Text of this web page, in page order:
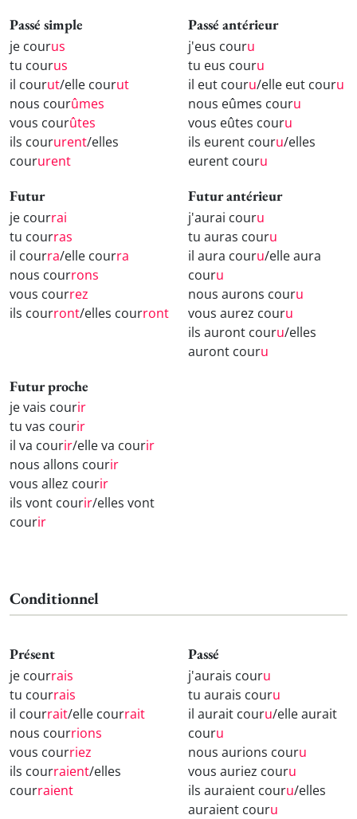
Passé simple
je courus
tu courus
il courut/elle courut
nous courûmes
vous courûtes
ils coururent/elles
coururent
Passé antérieur
j'eus couru
tu eus couru
il eut couru/elle eut couru
nous eûmes couru
vous eûtes couru
ils eurent couru/elles
eurent couru
Futur
je courrai
tu courras
il courra/elle courra
nous courrons
vous courrez
ils courront/elles courront
Futur antérieur
j'aurai couru
tu auras couru
il aura couru/elle aura
couru
nous aurons couru
vous aurez couru
ils auront couru/elles
auront couru
Futur proche
je vais courir
tu vas courir
il va courir/elle va courir
nous allons courir
vous allez courir
ils vont courir/elles vont
courir
Conditionnel
Présent
je courrais
tu courrais
il courrait/elle courrait
nous courrions
vous courriez
ils courraient/elles
courraient
Passé
j'aurais couru
tu aurais couru
il aurait couru/elle aurait
couru
nous aurions couru
vous auriez couru
ils auraient couru/elles
auraient couru